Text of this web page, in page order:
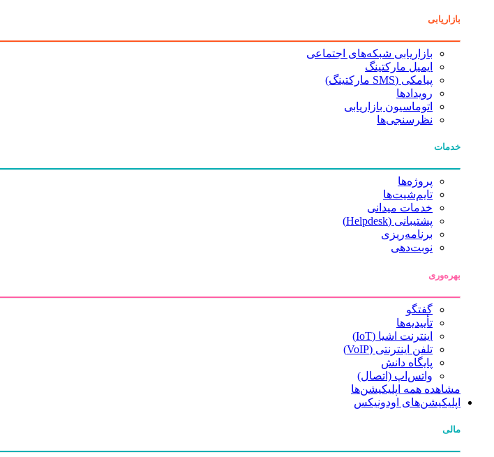
بازاریابی
بازاریابی شبکه‌های اجتماعی
ایمیل مارکتینگ
پیامکی (SMS مارکتینگ)
رویدادها
اتوماسیون بازاریابی
نظرسنجی‌ها
خدمات
پروژه‌ها
تایم‌شیت‌ها
خدمات میدانی
پشتیبانی (Helpdesk)
برنامه‌ریزی
نوبت‌دهی
بهره‌وری
گفتگو
تأییدیه‌ها
اینترنت اشیا (IoT)
تلفن اینترنتی (VoIP)
پایگاه دانش
واتس‌اپ (اتصال)
مشاهده همه اپلیکیشن‌ها
اپلیکیشن‌های اودونیکس
مالی